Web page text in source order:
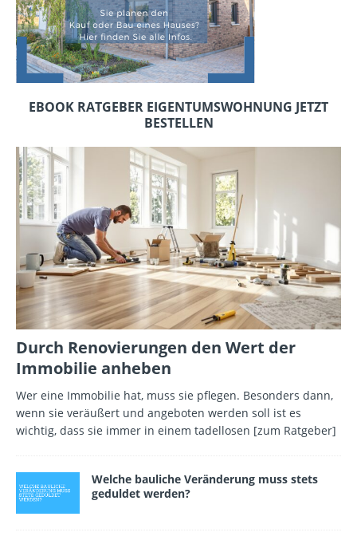
EBOOK RATGEBER EIGENTUMSWOHNUNG JETZT
BESTELLEN
Durch Renovierungen den Wert der
Immobilie anheben
Wer eine Immobilie hat, muss sie pflegen. Besonders dann,
wenn sie veräußert und angeboten werden soll ist es
wichtig, dass sie immer in einem tadellosen [zum Ratgeber]
Welche bauliche Veränderung muss stets
geduldet werden?